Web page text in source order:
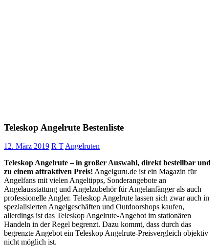
Teleskop Angelrute Bestenliste
12. März 2019 R TAngelruten
Teleskop Angelrute – in großer Auswahl, direkt bestellbar und
zu einem attraktiven Preis! Angelguru.de ist ein Magazin für
Angelfans mit vielen Angeltipps, Sonderangebote an
Angelausstattung und Angelzubehör für Angelanfänger als auch
professionelle Angler. Teleskop Angelrute lassen sich zwar auch in
spezialisierten Angelgeschäften und Outdoorshops kaufen,
allerdings ist das Teleskop Angelrute-Angebot im stationären
Handeln in der Regel begrenzt. Dazu kommt, dass durch das
begrenzte Angebot ein Teleskop Angelrute-Preisvergleich objektiv
nicht möglich ist.